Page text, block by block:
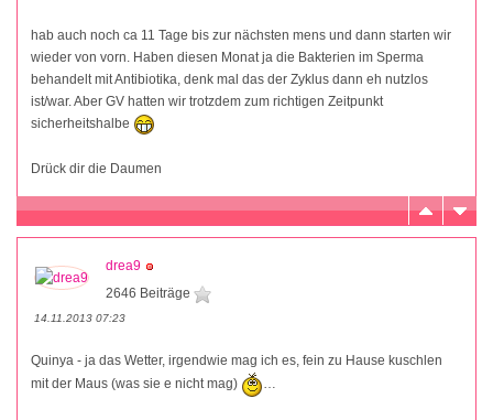
hab auch noch ca 11 Tage bis zur nächsten mens und dann starten wir
wieder von vorn. Haben diesen Monat ja die Bakterien im Sperma
behandelt mit Antibiotika, denk mal das der Zyklus dann eh nutzlos
ist/war. Aber GV hatten wir trotzdem zum richtigen Zeitpunkt
sicherheitshalbe
Drück dir die Daumen
drea9
2646 Beiträge
14.11.2013 07:23
Quinya - ja das Wetter, irgendwie mag ich es, fein zu Hause kuschlen
mit der Maus (was sie e nicht mag)
…